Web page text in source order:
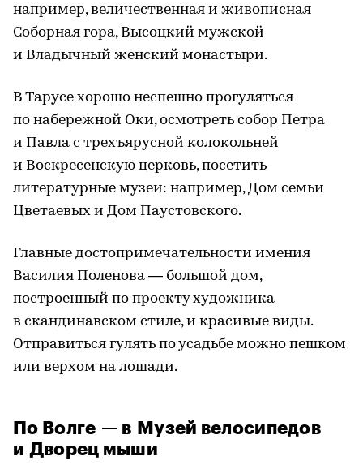
например, величественная и живописная
Соборная гора, Высоцкий мужской
и Владычный женский монастыри.
В Тарусе хорошо неспешно прогуляться
по набережной Оки, осмотреть собор Петра
и Павла с трехъярусной колокольней
и Воскресенскую церковь, посетить
литературные музеи: например, Дом семьи
Цветаевых и Дом Паустовского.
Главные достопримечательности имения
Василия Поленова — большой дом,
построенный по проекту художника
в скандинавском стиле, и красивые виды.
Отправиться гулять по усадьбе можно пешком
или верхом на лошади.
По Волге — в Музей велосипедов
и Дворец мыши